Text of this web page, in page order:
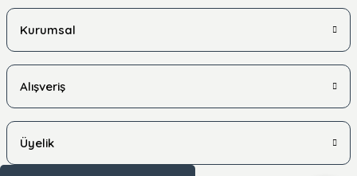
Kurumsal
Alışveriş
Üyelik